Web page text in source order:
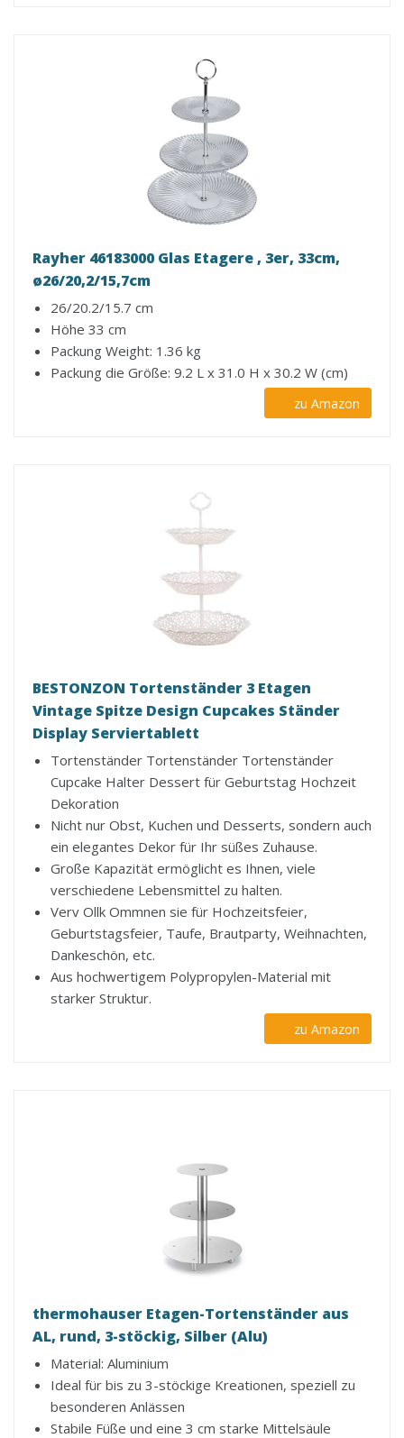
Rayher 46183000 Glas Etagere , 3er, 33cm,
ø26/20,2/15,7cm
26/20.2/15.7 cm
Höhe 33 cm
Packung Weight: 1.36 kg
Packung die Größe: 9.2 L x 31.0 H x 30.2 W (cm)
zu Amazon
BESTONZON Tortenständer 3 Etagen
Vintage Spitze Design Cupcakes Ständer
Display Serviertablett
Tortenständer Tortenständer Tortenständer
Cupcake Halter Dessert für Geburtstag Hochzeit
Dekoration
Nicht nur Obst, Kuchen und Desserts, sondern auch
ein elegantes Dekor für Ihr süßes Zuhause.
Große Kapazität ermöglicht es Ihnen, viele
verschiedene Lebensmittel zu halten.
Verv Ollk Ommnen sie für Hochzeitsfeier,
Geburtstagsfeier, Taufe, Brautparty, Weihnachten,
Dankeschön, etc.
Aus hochwertigem Polypropylen-Material mit
starker Struktur.
zu Amazon
thermohauser Etagen-Tortenständer aus
AL, rund, 3-stöckig, Silber (Alu)
Material: Aluminium
Ideal für bis zu 3-stöckige Kreationen, speziell zu
besonderen Anlässen
Stabile Füße und eine 3 cm starke Mittelsäule